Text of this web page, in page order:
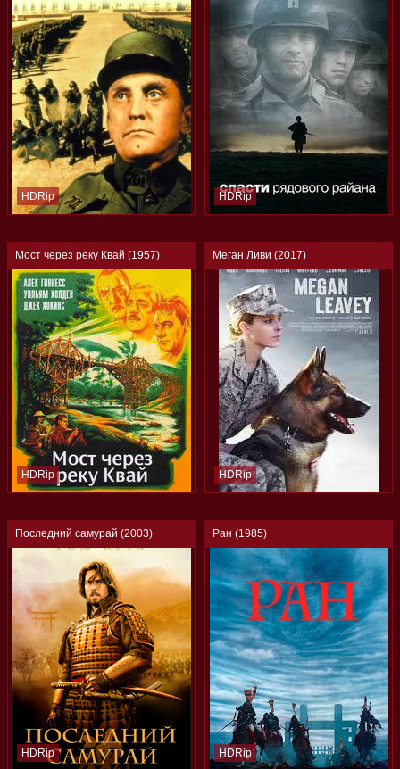
HDRip HDRip
Мост через реку Квай (1957)
HDRip
Меган Ливи (2017)
HDRip
Последний самурай (2003)
HDRip
Ран (1985)
HDRip